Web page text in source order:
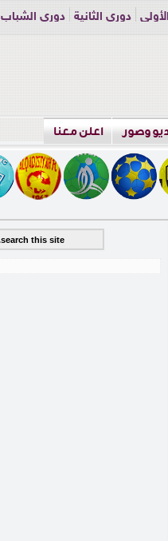
دوري الثانية
دوري الشباب
وصور اعلن معنا